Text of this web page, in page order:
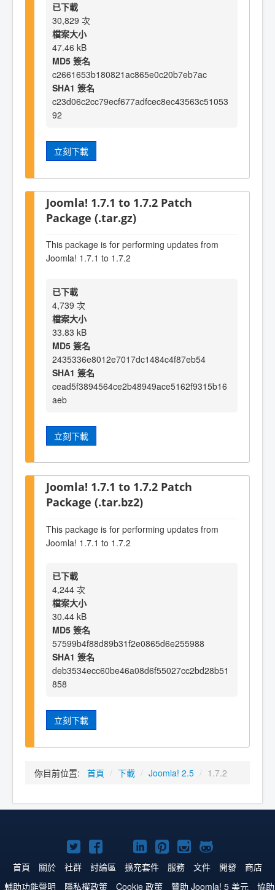
已下載
30,829 次
檔案大小
47.46 kB
MD5 簽名
c2661653b180821ac865e0c20b7eb7ac
SHA1 簽名
c23d06c2cc79ecf677adfcec8ec43563c51053
92
立刻下載
Joomla! 1.7.1 to 1.7.2 Patch
Package (.tar.gz)
This package is for performing updates from
Joomla! 1.7.1 to 1.7.2
已下載
4,739 次
檔案大小
33.83 kB
MD5 簽名
2435336e8012e7017dc1484c4f87eb54
SHA1 簽名
cead5f3894564ce2b48949ace5162f9315b16
aeb
立刻下載
Joomla! 1.7.1 to 1.7.2 Patch
Package (.tar.bz2)
This package is for performing updates from
Joomla! 1.7.1 to 1.7.2
已下載
4,244 次
檔案大小
30.44 kB
MD5 簽名
57599b4f88d89b31f2e0865d6e255988
SHA1 簽名
deb3534ecc60be46a08d6f55027cc2bd28b51
858
立刻下載
你目前位置: 首頁 / 下載 / Joomla! 2.5 / 1.7.2
Twitter
上
的
Facebook
上
的
YouTube
上
的
Linkedln
上
的
Pinterest
上
的
Instagram
上
的
GitHub
上
的
首頁 關於 社群 討論區 擴充套件 服務 文件 開發
商店
輔助功能聲明
隱私權政策 Cookie 政策 贊助 Joomla! 5 美元 協助